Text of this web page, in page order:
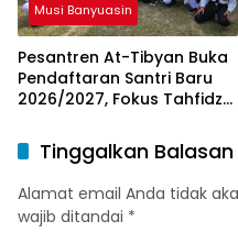
Musi Banyuasin
Pesantren At-Tibyan Buka
Pendaftaran Santri Baru
2026/2027, Fokus Tahfidz
Tinggalkan Balasan
Alamat email Anda tidak
wajib ditandai *